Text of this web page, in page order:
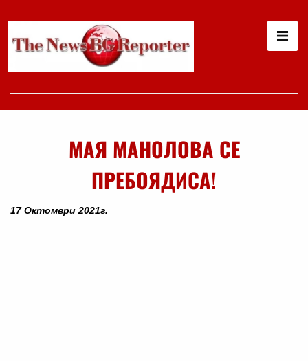
МАЯ МАНОЛОВА СЕ
ПРЕБОЯДИСА!
17 Октомври 2021г.